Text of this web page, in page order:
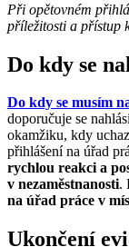
Při opětovném
příležitosti a přístup
Do kdy se
Do kdy se musím
doporučuje se
okamžiku, kdy
přihlášení na úřad
rychlou reakci a
v nezaměstnanosti.
na úřad práce v
Ukončení